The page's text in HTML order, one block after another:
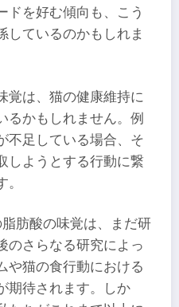
ドを好む傾向も、こう
しているのかもしれま
覚は、猫の健康維持に
るかもしれません。例
不足している場合、そ
しようとする行動に繋
脂肪酸の味覚は、まだ研
のさらなる研究によっ
や猫の食行動における
期待されます。しか